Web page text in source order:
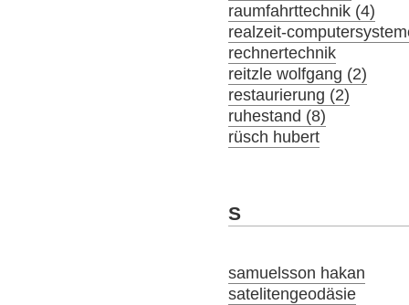
raumfahrttechnik (4)
realzeit-
rechnertechnik
reitzle wolfgang (2)
restaurierung (2)
ruhestand (8)
rüsch hubert
S
samuelsson hakan
satelitengeodäsie